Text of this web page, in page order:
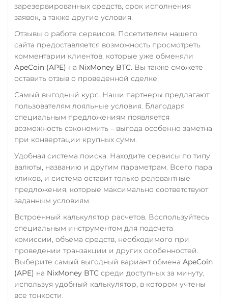
UAH
УкрСиббанк UAH
Фридом Банк KZT
Центр Кредит KZT
Элкарт KGS
зарезервированных средств, срок исполнения
заявок, а также другие условия.
Отзывы о работе сервисов. Посетителям нашего
сайта предоставляется возможность просмотреть
комментарии клиентов, которые уже обменяли
ApeCoin (APE) на NixMoney BTC. Вы также сможете
оставить отзыв о проведенной сделке.
Самый выгодный курс. Наши партнеры предлагают
пользователям лояльные условия. Благодаря
специальным предложениям появляется
возможность сэкономить – выгода особенно заметна
при конвертации крупных сумм.
Удобная система поиска. Находите сервисы по типу
валюты, названию и другим параметрам. Всего пара
кликов, и система оставит только релевантные
предложения, которые максимально соответствуют
заданным условиям.
Встроенный калькулятор расчетов. Воспользуйтесь
специальным инструментом для подсчета
комиссии, объема средств, необходимого при
проведении транзакции и других особенностей.
Выберите самый выгодный вариант обмена ApeCoin
(APE) на NixMoney BTC среди доступных за минуту,
используя удобный калькулятор, в котором учтены
все тонкости.